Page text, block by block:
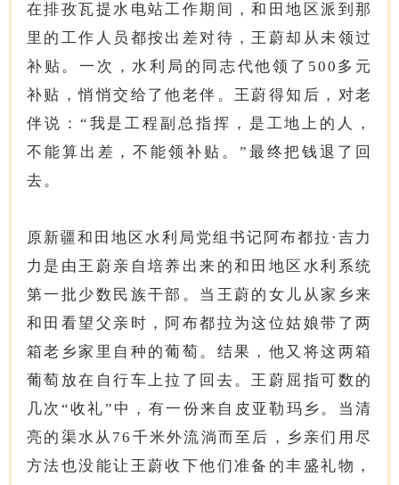
在排孜瓦提水电站工作期间，和田地区派到那
里的工作人员都按出差对待，王蔚却从未领过
补贴。一次，水利局的同志代他领了500多元
补贴，悄悄交给了他老伴。王蔚得知后，对老
伴说：“我是工程副总指挥，是工地上的人，
不能算出差，不能领补贴。”最终把钱退了回
去。
原新疆和田地区水利局党组书记阿布都拉·吉力
力是由王蔚亲自培养出来的和田地区水利系统
第一批少数民族干部。当王蔚的女儿从家乡来
和田看望父亲时，阿布都拉为这位姑娘带了两
箱老乡家里自种的葡萄。结果，他又将这两箱
葡萄放在自行车上拉了回去。王蔚屈指可数的
几次“收礼”中，有一份来自皮亚勒玛乡。当清
亮的渠水从76千米外流淌而至后，乡亲们用尽
方法也没能让王蔚收下他们准备的丰盛礼物，